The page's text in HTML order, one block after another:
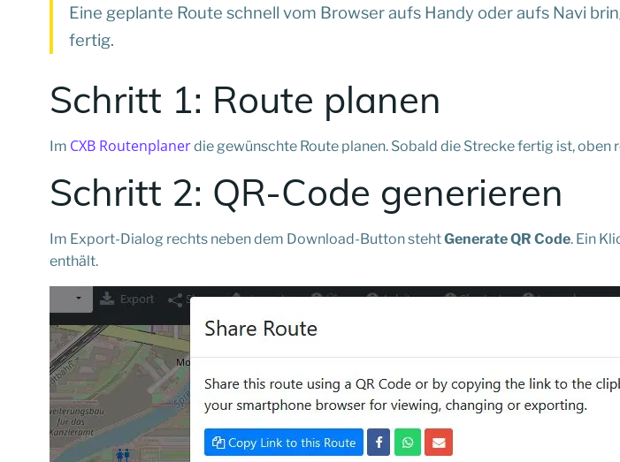
Eine geplante Route schnell vom Browser aufs Handy oder aufs Navi
fertig.
Schritt 1: Route planen
Im CXB Routenplanerdie gewünschte Route planen. Sobald die Strecke fertig ist, oben
Schritt 2: QR-Code generieren
Im Export-Dialog rechts neben dem Download-Button stehtGenerate QR Code. Ein
enthält.